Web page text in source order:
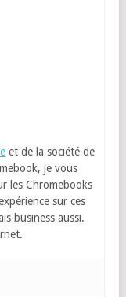
et de la société de
je vous
les Chromebooks
sur ces
business aussi.